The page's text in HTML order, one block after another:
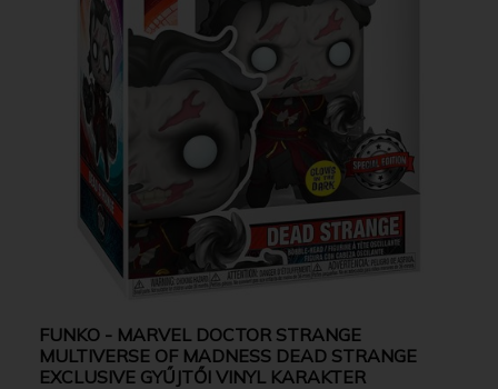
FUNKO - MARVEL DOCTOR STRANGE
MULTIVERSE OF MADNESS DEAD STRANGE
EXCLUSIVE GYŰJTŐI VINYL KARAKTER